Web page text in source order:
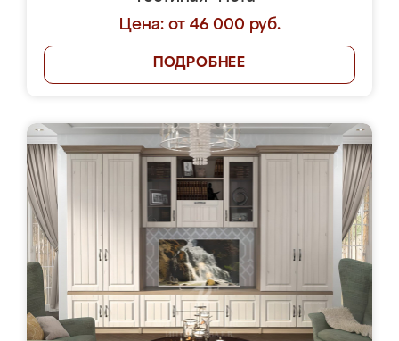
Цена: от 46 000 руб.
ПОДРОБНЕЕ